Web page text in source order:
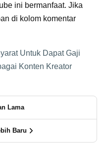
ini bermanfaat. Jika
di kolom komentar
Untuk Dapat Gaji
Konten Kreator
Lama
Baru